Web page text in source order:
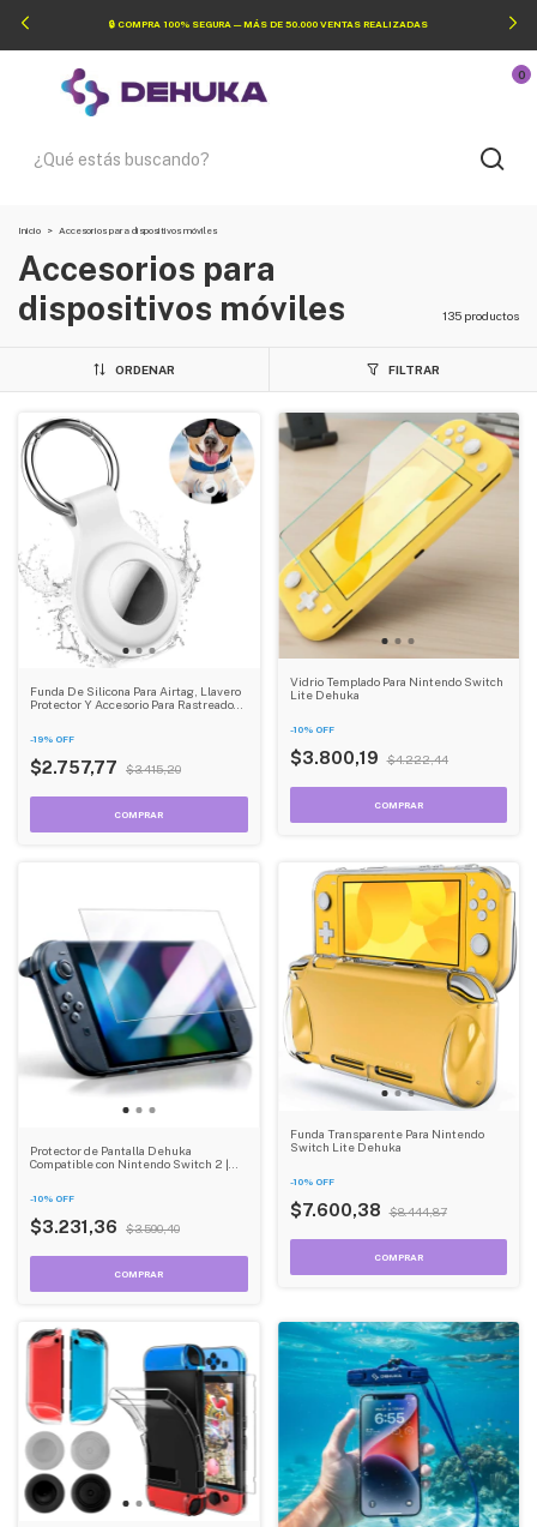
🔒 COMPRA 100% SEGURA — MÁS DE 50.000 VENTAS REALIZADAS
0
Inicio > Accesorios para dispositivos móviles
Accesorios para
dispositivos móviles
135 productos
ORDENAR FILTRAR
Funda De Silicona Para Airtag, Llavero
Protector Y Accesorio Para Rastreador
-19% OFF
$2.757,77 $3.415,20
Vidrio Templado Para Nintendo Switch
Lite Dehuka
-10% OFF
$3.800,19 $4.222,44
Protector de Pantalla Dehuka
Compatible con Nintendo Switch 2 |
-10% OFF
$3.231,36 $3.590,40
Funda Transparente Para Nintendo
Switch Lite Dehuka
-10% OFF
$7.600,38 $8.444,87